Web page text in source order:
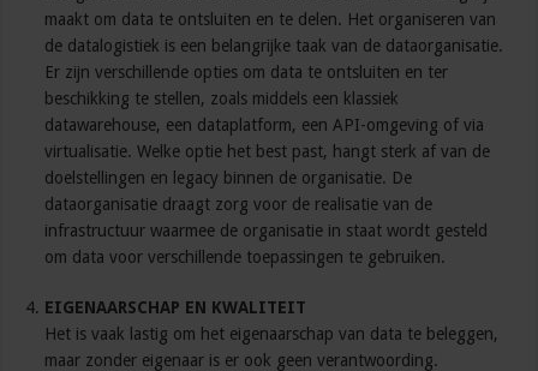
maakt om data te ontsluiten en te delen. Het organiseren van
de datalogistiek is een belangrijke taak van de dataorganisatie.
Er zijn verschillende opties om data te ontsluiten en ter
beschikking te stellen, zoals middels een klassiek
datawarehouse, een dataplatform, een API-omgeving of via
virtualisatie. Welke optie het best past, hangt sterk af van de
doelstellingen en legacy binnen de organisatie. De
dataorganisatie draagt zorg voor de realisatie van de
infrastructuur waarmee de organisatie in staat wordt gesteld
om data voor verschillende toepassingen te gebruiken.
EIGENAARSCHAP EN KWALITEIT
Het is vaak lastig om het eigenaarschap van data te beleggen,
maar zonder eigenaar is er ook geen verantwoording.